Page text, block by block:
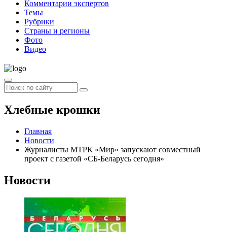
Комментарии экспертов
Темы
Рубрики
Страны и регионы
Фото
Видео
Хлебные крошки
Главная
Новости
Журналисты МТРК «Мир» запускают совместный
проект с газетой «СБ-Беларусь сегодня»
Новости